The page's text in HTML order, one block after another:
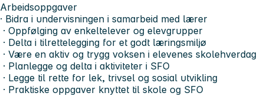
Arbeidsoppgaver
· Bidra i undervisningen i samarbeid med lærer
· Oppfølging av enkeltelever og elevgrupper
· Delta i tilrettelegging for et godt læringsmiljø
· Være en aktiv og trygg voksen i elevenes skolehverdag
· Planlegge og delta i aktiviteter i SFO
· Legge til rette for lek, trivsel og sosial utvikling
· Praktiske oppgaver knyttet til skole og SFO